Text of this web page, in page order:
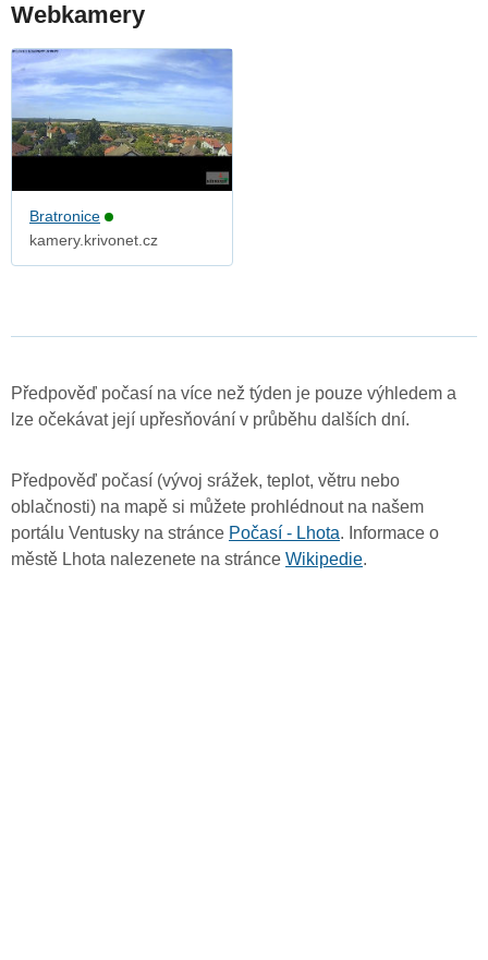
Webkamery
Bratronice
kamery.krivonet.cz
Předpověď počasí na více než týden je pouze výhledem a
lze očekávat její upřesňování v průběhu dalších dní.
Předpověď počasí (vývoj srážek, teplot, větru nebo
oblačnosti) na mapě si můžete prohlédnout na našem
portálu Ventusky na stránce Počasí - Lhota. Informace o
městě Lhota nalezenete na stránce Wikipedie.